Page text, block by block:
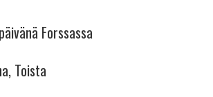
Forssassa
Toista